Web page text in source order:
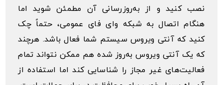
نصب کنید و از به‌روزرسانی آن مطمئن شوید اما
هنگام اتصال به شبکه وای فای عمومی، حتماً چک
کنید که آنتی ویروس سیستم شما فعال باشد. هرچند
که یک آنتی ویروس به‌روز شده هم ممکن نتواند تمام
فعالیت‌های غیر مجاز را شناسایی کند اما استفاده از